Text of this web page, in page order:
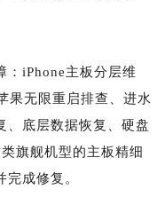
：iPhone主板分层维
果无限重启排查、进水
、底层数据恢复、硬盘
旗舰机型的主板精细
成修复。